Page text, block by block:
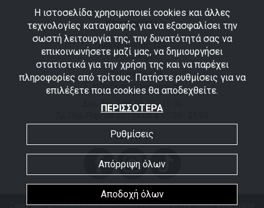
ΕΠΙΚΟΙΝΩΝΙΑ
Λεωφ. Ιωνίας 120
174 56 Άλιμος
T.210 99 36 378
E. info@kalogirouhome.gr
Δευ, Τετ, Σάβ: 08:30 - 15:00
Τρ, Πέμ, Παρ: 08:30 - 14:00 & 17:00 - 21:00
FOLLOW US
Copyright © 2026 KalogirouHome2 |Κατασκευή e-shop: Powersite
Η ιστοσελίδα χρησιμοποιεί cookies και άλλες
τεχνολογίες καταγραφής για να εξασφαλίσει την
σωστή λειτουργία της, την δυνατότητά σας να
επικοινωνήσετε μαζί μας, να δημιουργήσει
στατιστικά για την χρήση της και να παρέχει
πληροφορίες από τρίτους. Πατήστε ρυθμίσεις για να
επιλέξετε ποια cookies θα αποδεχθείτε.
ΠΕΡΙΣΣΟΤΕΡΑ
Ρυθμίσεις
Απόρριψη όλων
Αποδοχή όλων